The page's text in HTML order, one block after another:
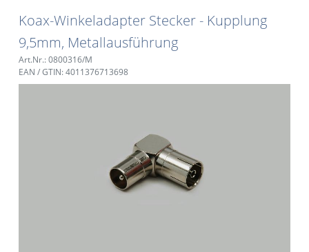
Koax-Winkeladapter Stecker - Kupplung
9,5mm, Metallausführung
Art.Nr.: 0800316/M
EAN / GTIN: 4011376713698